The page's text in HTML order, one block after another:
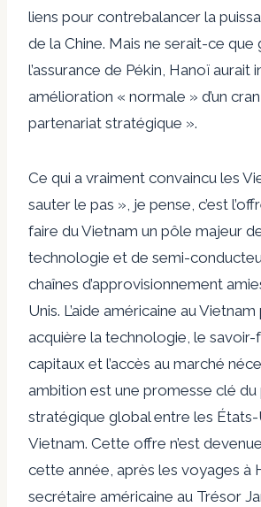
liens pour contrebalancer la
de la Chine. Mais ne serait-ce que
l’assurance de Pékin, Hanoï aurait
amélioration « normale » d’un
partenariat stratégique ».
Ce qui a vraiment convaincu les
sauter le pas », je pense, c’est
faire du Vietnam un pôle majeur
technologie et de semi-
chaînes d’approvisionnement
Unis. L’aide américaine au Vietnam
acquière la technologie, le savoir-
capitaux et l’accès au marché
ambition est une promesse clé du
stratégique global entre les États-
Vietnam. Cette offre n’est
cette année, après les voyages à
secrétaire américaine au Trésor